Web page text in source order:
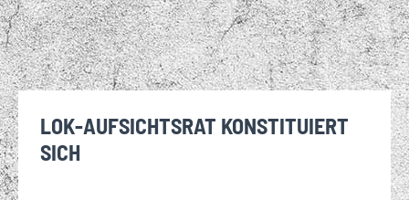
LOK-AUFSICHTSRAT KONSTITUIERT
SICH